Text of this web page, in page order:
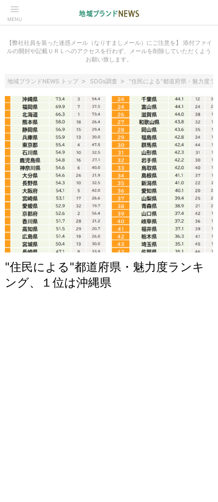
MENU
【弊社社員を装った迷惑メール（なりすましメール）にご注意を】 添付ファイ
ルの開封や記載ＵＲＬへのアクセスを行わず、メールを削除していただくよう
お願い致します。
地域ブランドNEWS トップ SDGs調査 "住民による"都道府県・魅力度
"住民による"都道府県・魅力度ランキ
ング、１位は沖縄県